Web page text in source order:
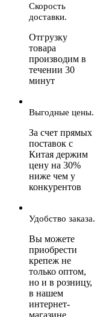
Скорость
доставки.
Отгрузку
товара
производим в
течении 30
минут
Выгодные цены.
За счет прямых
поставок с
Китая держим
цену на 30%
ниже чем у
конкурентов
Удобство заказа.
Вы можете
приобрести
крепеж не
только оптом,
но и в розницу,
в нашем
интернет-
магазине